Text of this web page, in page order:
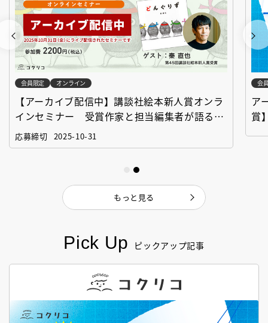
Pick Up ピックアップ記事
会員限定 オンライン
【アーカイブ配信中】講談社絵本新人賞オンラ
インセミナー 受賞作家と担当編集者が語る
「絵本創作実践講座」
応募締切 2025-10-31
会
ア
賞
もっと見る